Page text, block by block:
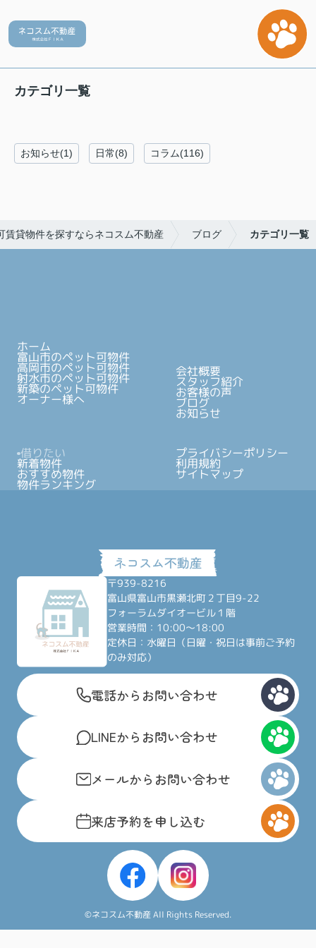
カテゴリ一覧
お知らせ(1) 日常(8) コラム(116)
賃貸物件を探すならネコスム不動産 ブログ カテゴリ一覧
ホーム
富山市のペット可物件
高岡市のペット可物件
射水市のペット可物件
新築のペット可物件
オーナー様へ
会社概要
スタッフ紹介
お客様の声
ブログ
お知らせ
借りたい
新着物件
おすすめ物件
物件ランキング
プライバシーポリシー
利用規約
サイトマップ
〒939-8216
富山県富山市黒瀬北町２丁目9-22
フォーラムダイオービル１階
営業時間：10:00～18:00
定休日：水曜日（日曜・祝日は事前ご予約
のみ対応）
電話からお問い合わせ
LINEからお問い合わせ
メールからお問い合わせ
来店予約を申し込む
©ネコスム不動産 All Rights Reserved.